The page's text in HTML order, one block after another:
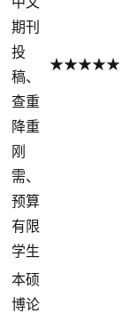
期刊
投
稿、
查重
降重
刚
需、
预算
有限
学生
★★★★★
本硕
博论